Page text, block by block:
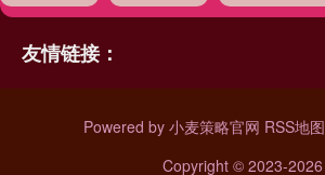
友情链接：
Powered by 小麦策略官网 RSS地图
Copyright © 2023-2026